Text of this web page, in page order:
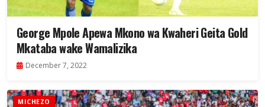
George Mpole Apewa Mkono wa Kwaheri Geita Gold
Mkataba wake Wamalizika
December 7, 2022
MICHEZO